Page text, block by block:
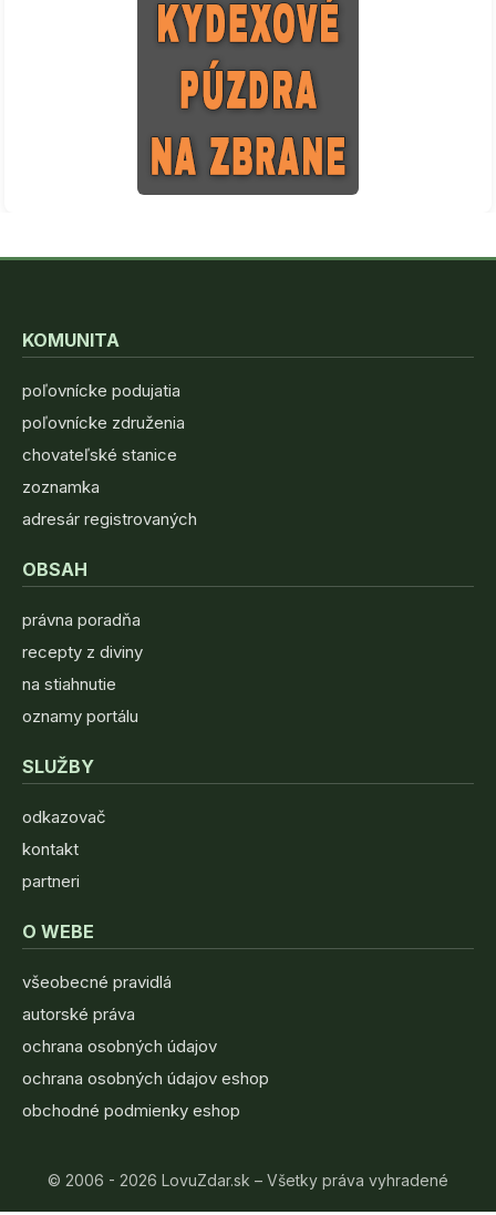
KOMUNITA
poľovnícke podujatia
poľovnícke združenia
chovateľské stanice
zoznamka
adresár registrovaných
OBSAH
právna poradňa
recepty z diviny
na stiahnutie
oznamy portálu
SLUŽBY
odkazovač
kontakt
partneri
O WEBE
všeobecné pravidlá
autorské práva
ochrana osobných údajov
ochrana osobných údajov eshop
obchodné podmienky eshop
© 2006 - 2026 LovuZdar.sk – Všetky práva vyhradené